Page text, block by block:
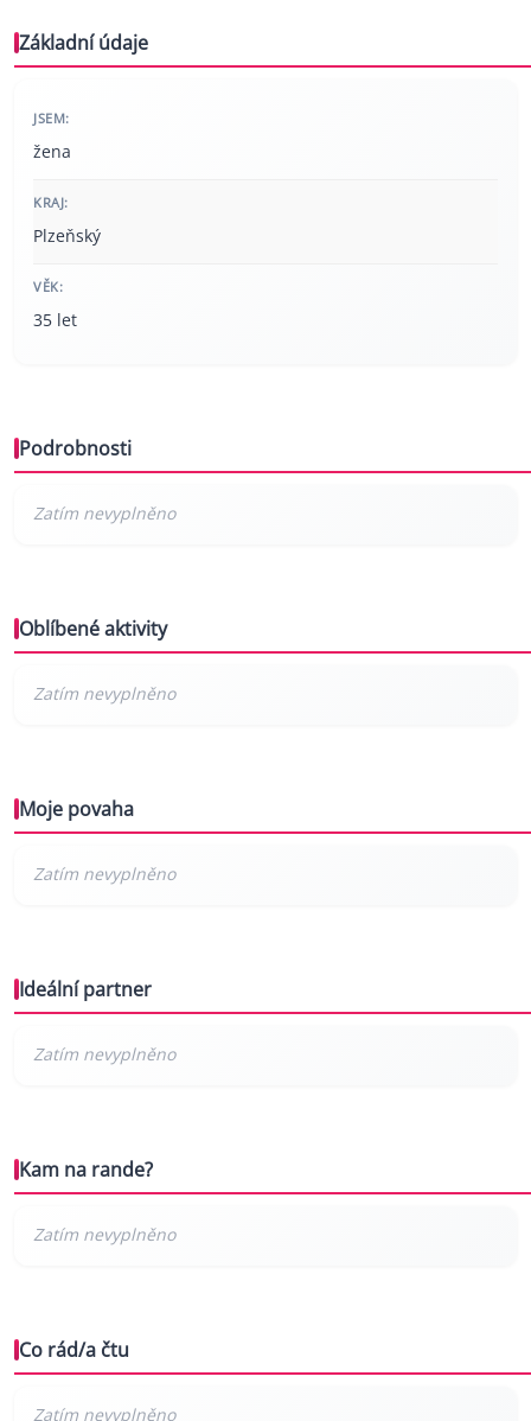
Základní údaje
JSEM:
žena
KRAJ:
Plzeňský
VĚK:
35 let
Podrobnosti
Oblíbené aktivity
Moje povaha
Ideální partner
Kam na rande?
Co rád/a čtu